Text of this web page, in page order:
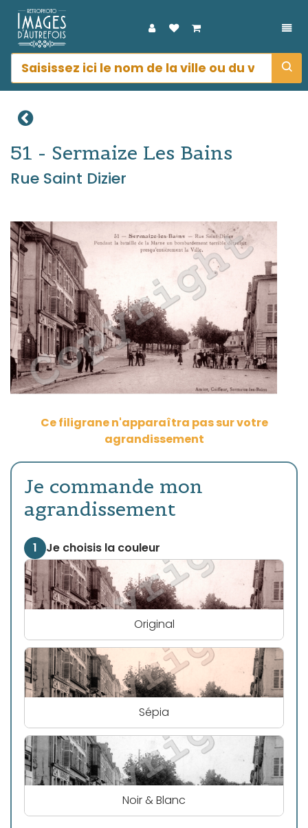
51 - Sermaize Les Bains
Rue Saint Dizier
Ce filigrane n'apparaîtra pas sur votre
agrandissement
Je commande mon
agrandissement
1 Je choisis la couleur
Original
Sépia
Noir & Blanc